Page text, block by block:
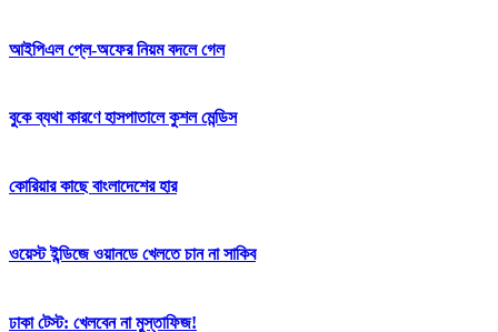
আইপিএল প্লে-অফের নিয়ম বদলে গেল
বুকে ব্যথা কারণে হাসপাতালে কুশল মেন্ডিস
কোরিয়ার কাছে বাংলাদেশের হার
ওয়েস্ট ইন্ডিজে ওয়ানডে খেলতে চান না সাকিব
ঢাকা টেস্ট: খেলবেন না মুস্তাফিজ!